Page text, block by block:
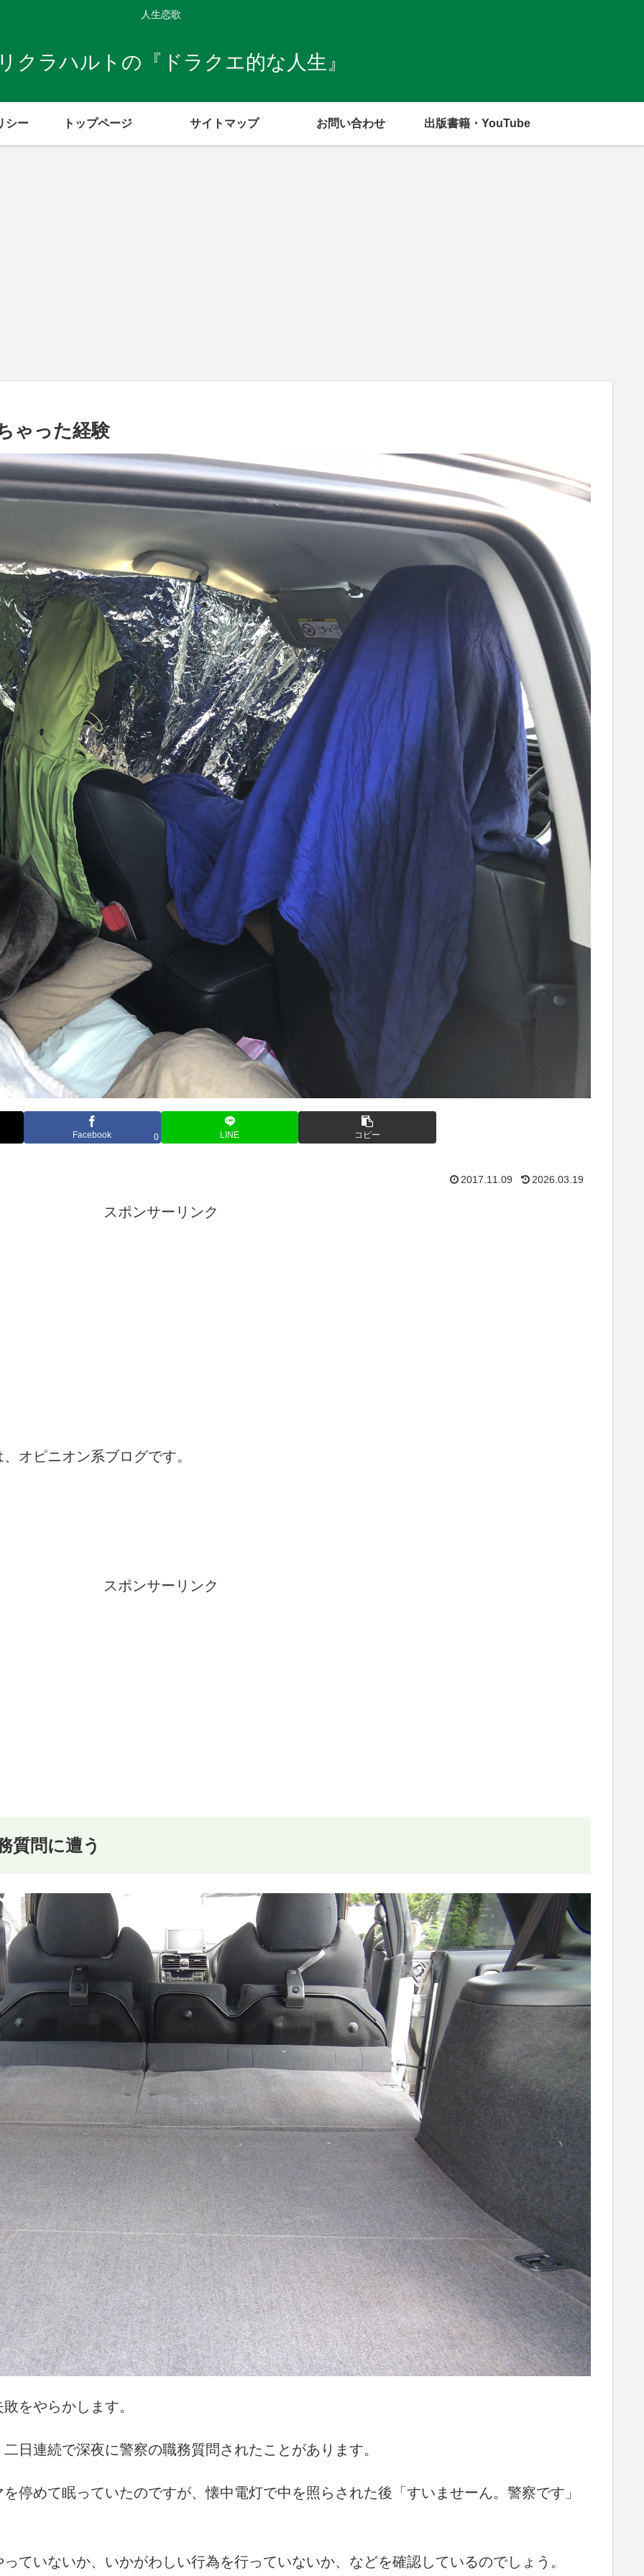
人生恋歌
クラハルトの『ドラクエ的な人生』
シー トップページ サイトマップ お問い合わせ 出版書籍・YouTube
ゃった経験
Facebook 0 LINE コピー
2017.11.09 2026.03.19
スポンサーリンク
オピニオン系ブログです。
スポンサーリンク
質問に遭う
をやらかします。
日連続で深夜に警察の職務質問されたことがあります。
停めて眠っていたのですが、懐中電灯で中を照らされた後「すいませーん。警察です」
ていないか、いかがわしい行為を行っていないか、などを確認しているのでしょう。